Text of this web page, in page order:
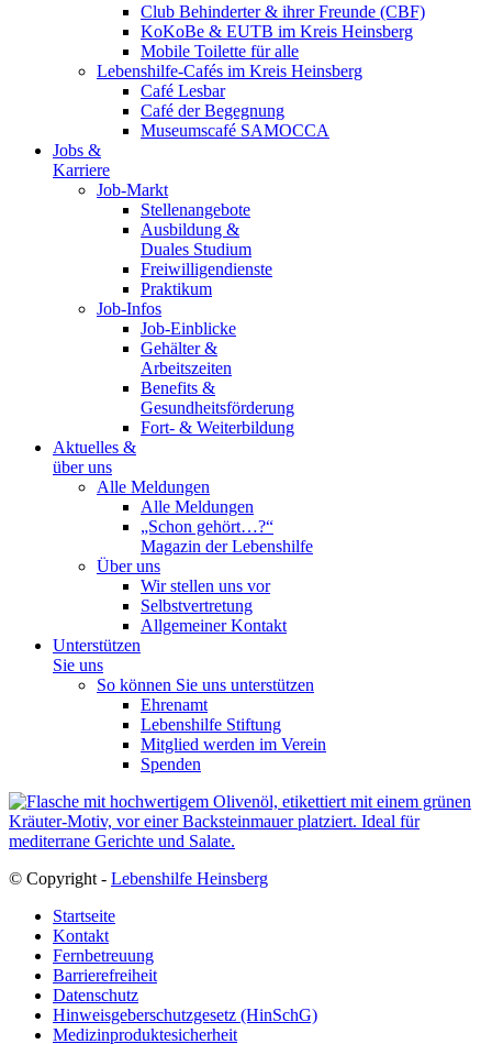
Club Behinderter & ihrer Freunde (CBF)
KoKoBe & EUTB im Kreis Heinsberg
Mobile Toilette für alle
Lebenshilfe-Cafés im Kreis Heinsberg
Café Lesbar
Café der Begegnung
Museumscafé SAMOCCA
Jobs &
Karriere
Job-Markt
Stellenangebote
Ausbildung &
Duales Studium
Freiwilligendienste
Praktikum
Job-Infos
Job-Einblicke
Gehälter &
Arbeitszeiten
Benefits &
Gesundheitsförderung
Fort- & Weiterbildung
Aktuelles &
über uns
Alle Meldungen
Alle Meldungen
„Schon gehört…?“
Magazin der Lebenshilfe
Über uns
Wir stellen uns vor
Selbstvertretung
Allgemeiner Kontakt
Unterstützen
Sie uns
So können Sie uns unterstützen
Ehrenamt
Lebenshilfe Stiftung
Mitglied werden im Verein
Spenden
© Copyright - Lebenshilfe Heinsberg
Startseite
Kontakt
Fernbetreuung
Barrierefreiheit
Datenschutz
Hinweisgeberschutzgesetz (HinSchG)
Medizinproduktesicherheit